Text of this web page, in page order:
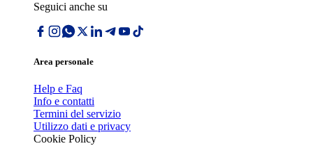
Seguici anche su
Area personale
Help e Faq
Info e contatti
Termini del servizio
Utilizzo dati e privacy
Cookie Policy